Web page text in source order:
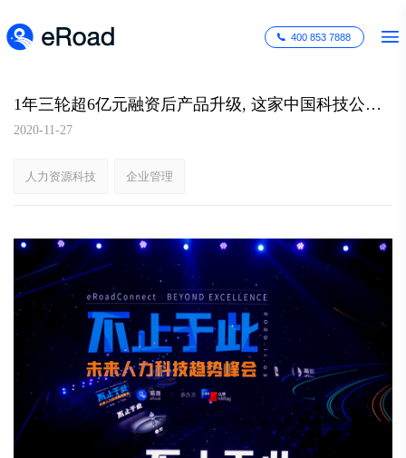
400 853 7888
1年三轮超6亿元融资后产品升级, 这家中国科技公司将引领人才数字化浪潮
2020-11-27
人力资源科技 企业管理